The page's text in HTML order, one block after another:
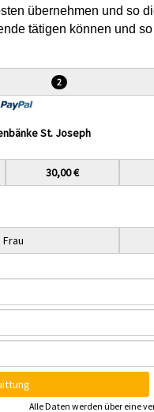
übernehmen und so
tätigen können und